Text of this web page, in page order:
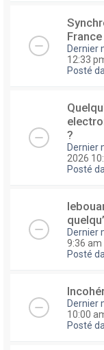
Dernier
12:33
Posté
?
Dernier
2026
Posté
Dernier
9:36 am
Posté
Dernier
10:00
Posté